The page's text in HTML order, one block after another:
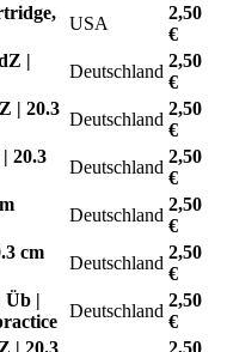
USA
2,50
€
|
Deutschland
2,50
€
| 20.3
Deutschland
2,50
€
20.3
Deutschland
2,50
€
Deutschland
2,50
€
cm
Deutschland
2,50
€
Üb |
Deutschland
2,50
€
| 20.3
2,50